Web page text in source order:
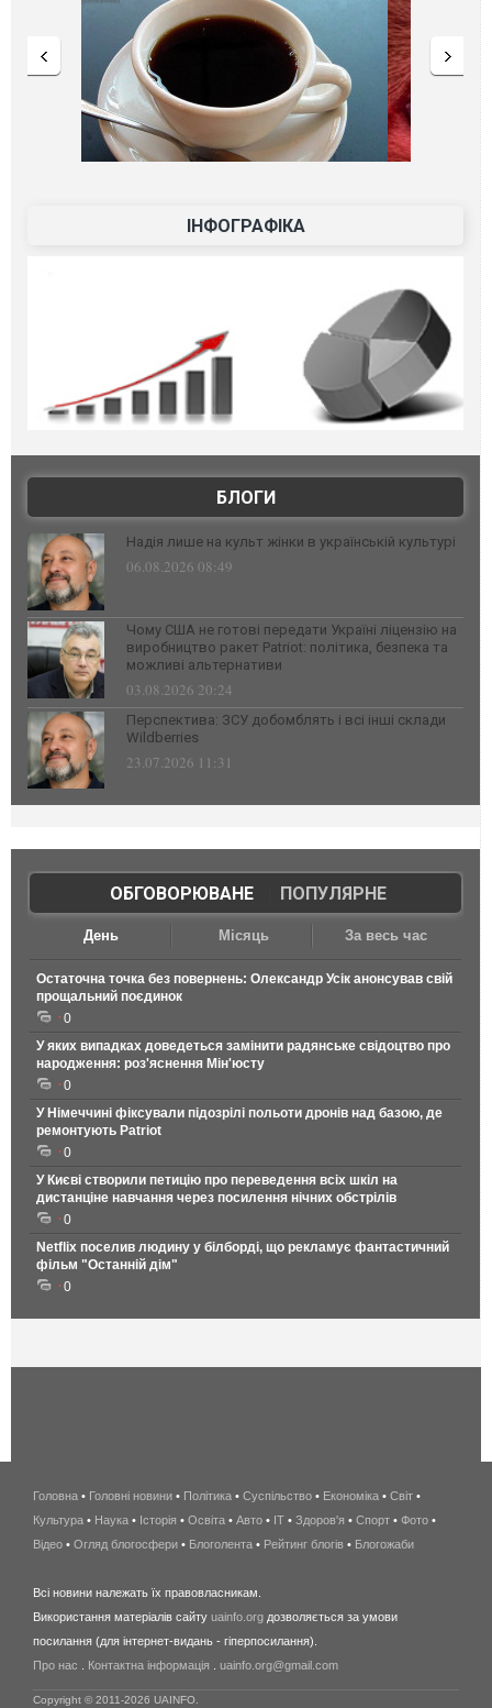
ІНФОГРАФІКА
БЛОГИ
Надія лише на культ жінки в українській культурі
06.08.2026 08:49
Чому США не готові передати Україні ліцензію на
виробництво ракет Patriot: політика, безпека та
можливі альтернативи
03.08.2026 20:24
Перспектива: ЗСУ добомблять і всі інші склади
Wildberries
23.07.2026 11:31
ОБГОВОРЮВАНЕ| ПОПУЛЯРНЕ
День Місяць За весь час
Остаточна точка без повернень: Олександр Усік анонсував свій
прощальний поєдинок
0
У яких випадках доведеться замінити радянське свідоцтво про
народження: роз'яснення Мін'юсту
0
У Німеччині фіксували підозрілі польоти дронів над базою, де
ремонтують Patriot
0
У Києві створили петицію про переведення всіх шкіл на
дистанціне навчання через посилення нічних обстрілів
0
Netflix поселив людину у білборді, що рекламує фантастичний
фільм "Останній дім"
0
беспроводной
интернет
киев
wimax
в
Головна • Головні новини • Політика • Суспільство • Економіка • Світ •
Культура • Наука • Історія • Освіта • Авто • IT • Здоров'я • Спорт • Фото •
Відео • Огляд блогосфери • Блоголента • Рейтинг блогів • Блогожаби
Всі новини належать їх правовласникам.
Використання матеріалів сайту uainfo.org дозволяється за умови
посилання (для інтернет-видань - гіперпосилання).
Про нас
Контактна інформація uainfo.org@gmail.com
Copyright © 2011-2026 UAINFO.